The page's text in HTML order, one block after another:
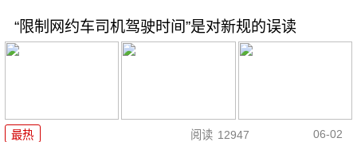
“限制网约车司机驾驶时间”是对新规的误读
最热 阅读 12947 06-02